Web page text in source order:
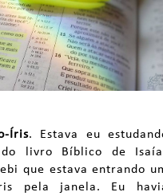
Íris. Estava eu
livro Bíblico de
que estava entrando
pela janela. Eu